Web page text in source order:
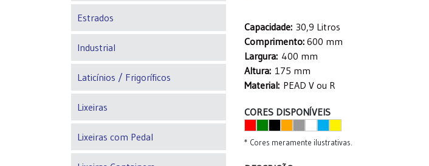
Estrados
Industrial
Laticínios / Frigoríficos
Lixeiras
Lixeiras com Pedal
Capacidade: 30,9 Litros
Comprimento: 600 mm
Largura: 400 mm
Altura: 175 mm
Material: PEAD V ou R
CORES DISPONÍVEIS
* Cores meramente ilustrativas.